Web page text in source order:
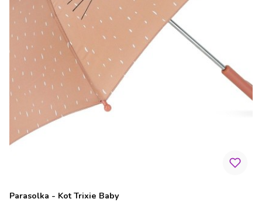
Parasolka - Kot Trixie Baby